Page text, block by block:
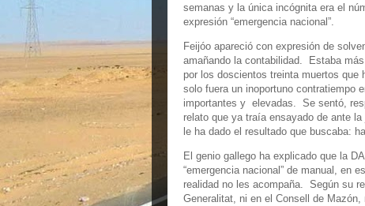
semanas y la única incógnita era el
expresión “emergencia nacional”.
Feijóo apareció con expresión de
amañando la contabilidad. Estaba
por los doscientos treinta muertos
solo fuera un inoportuno contratiempo
importantes y elevadas. Se sentó,
relato que ya traía ensayado de ante
le ha dado el resultado que buscaba:
El genio gallego ha explicado que la
“emergencia nacional” de manual, en
realidad no les acompaña. Según su
Generalitat, ni en el Consell de